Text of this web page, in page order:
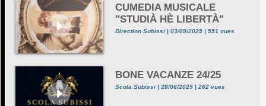
CUMEDIA MUSICALE
"STUDIÀ HÈ LIBERTÀ"
Direction Subissi | 03/09/2025 | 551 vues
BONE VACANZE 24/25
Scola Subissi | 28/06/2025 | 262 vues